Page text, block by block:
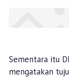
Sementara itu
mengatakan